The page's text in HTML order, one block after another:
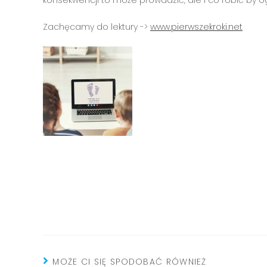
Zachęcamy do lektury -> www.pierwszekroki.net
MOŻE CI SIĘ SPODOBAĆ RÓWNIEŻ